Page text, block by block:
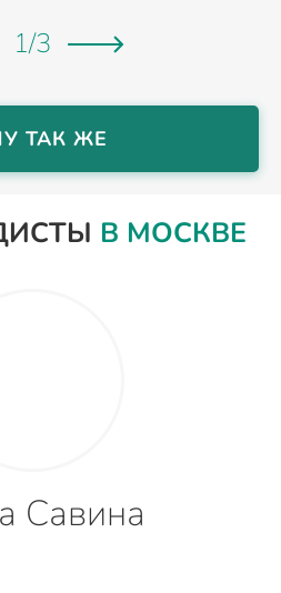
1/3
ТАК ЖЕ
В МОСКВЕ
Савина